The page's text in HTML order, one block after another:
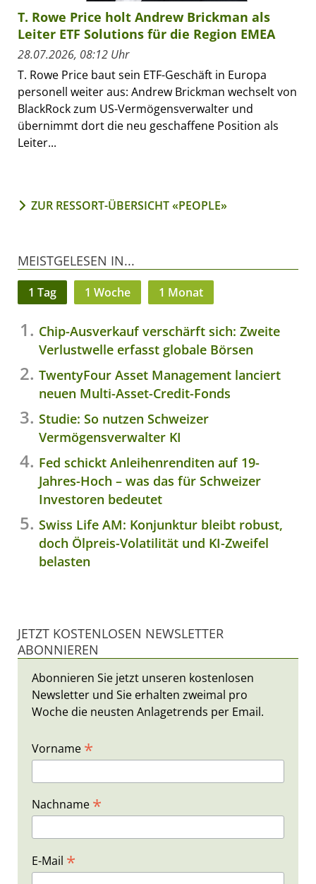
T. Rowe Price holt Andrew Brickman als
Leiter ETF Solutions für die Region EMEA
28.07.2026, 08:12 Uhr
T. Rowe Price baut sein ETF-Geschäft in Europa
personell weiter aus: Andrew Brickman wechselt von
BlackRock zum US-Vermögensverwalter und
übernimmt dort die neu geschaffene Position als
Leiter...
ZUR RESSORT-ÜBERSICHT «PEOPLE»
MEISTGELESEN IN...
1 Tag 1 Woche 1 Monat
Chip-Ausverkauf verschärft sich: Zweite
Verlustwelle erfasst globale Börsen
TwentyFour Asset Management lanciert
neuen Multi-Asset-Credit-Fonds
Studie: So nutzen Schweizer
Vermögensverwalter KI
Fed schickt Anleihenrenditen auf 19-
Jahres-Hoch – was das für Schweizer
Investoren bedeutet
Swiss Life AM: Konjunktur bleibt robust,
doch Ölpreis-Volatilität und KI-Zweifel
belasten
JETZT KOSTENLOSEN NEWSLETTER
ABONNIEREN
Abonnieren Sie jetzt unseren kostenlosen
Newsletter und Sie erhalten zweimal pro
Woche die neusten Anlagetrends per Email.
Vorname *
Nachname *
E-Mail *